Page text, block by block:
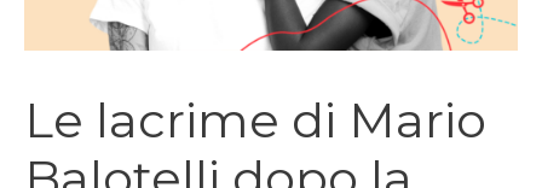
Le lacrime di Mario